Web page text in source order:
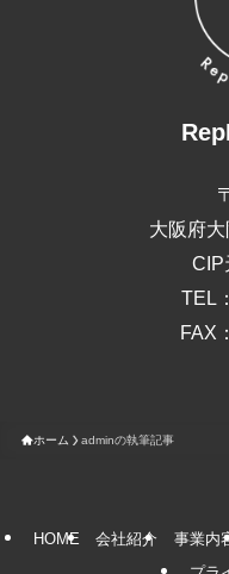
大阪府
CIP
TEL
FAX
ホーム adminの執筆記事
HOME 会社紹介 事業内